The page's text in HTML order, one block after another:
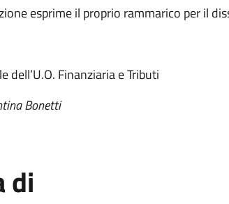
esprime il proprio rammarico per il
dell’U.O. Finanziaria e Tributi
Bonetti
di